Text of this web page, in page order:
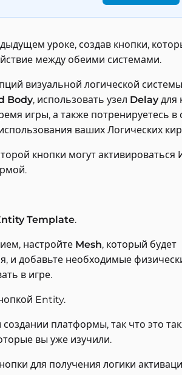
уроке, создав кнопки,
между обеими системами.
визуальной логической
Body, использовать узел Delayдля
игры, а также потренируетесь в
ваших Логических
кнопки могут активироваться
Template.
настройте Mesh, который будет
и добавьте необходимые
в игре.
Entity.
платформы, так что это
вы уже изучили.
для получения логики